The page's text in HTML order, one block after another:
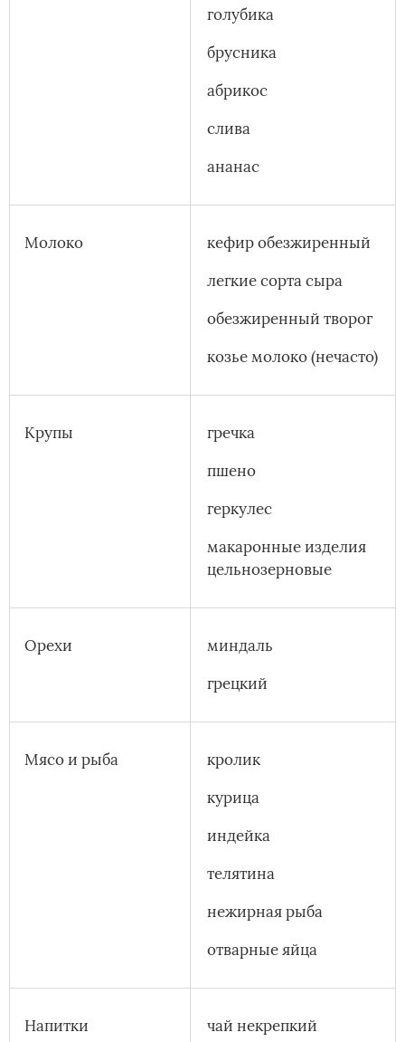
голубика
брусника
абрикос
слива
ананас
Молоко
кефир обезжиренный
легкие сорта сыра
обезжиренный творог
козье молоко (нечасто)
Крупы
гречка
пшено
геркулес
макаронные изделия
цельнозерновые
Орехи
миндаль
грецкий
Мясо и рыба
кролик
курица
индейка
телятина
нежирная рыба
отварные яйца
Напитки
чай некрепкий